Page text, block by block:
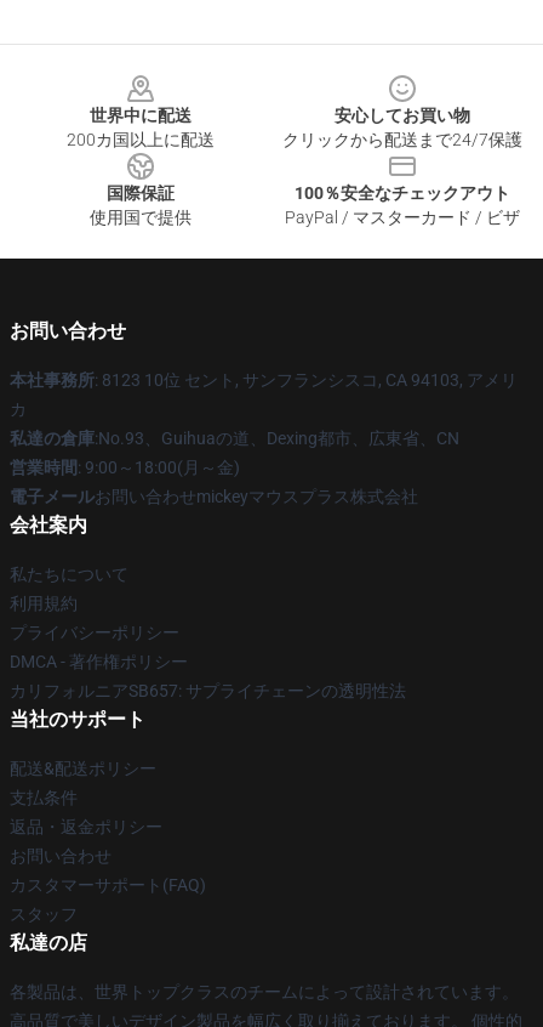
世界中に配送
200カ国以上に配送
安心してお買い物
クリックから配送まで24/7保護
国際保証
使用国で提供
100％安全なチェックアウト
PayPal / マスターカード / ビザ
お問い合わせ
本社事務所: 8123 10位 セント, サンフランシスコ, CA 94103, アメリ
カ
私達の倉庫:No.93、Guihuaの道、Dexing都市、広東省、CN
営業時間: 9:00～18:00(月～金)
電子メールお問い合わせmickeyマウスプラス株式会社
会社案内
私たちについて
利用規約
プライバシーポリシー
DMCA - 著作権ポリシー
カリフォルニアSB657: サプライチェーンの透明性法
当社のサポート
配送&配送ポリシー
支払条件
返品・返金ポリシー
お問い合わせ
カスタマーサポート(FAQ)
スタッフ
私達の店
各製品は、世界トップクラスのチームによって設計されています。
高品質で美しいデザイン製品を幅広く取り揃えております。 個性的